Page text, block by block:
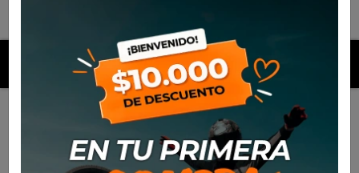
MENU
Productos Equipamiento Bota Sidi Crossfire 3